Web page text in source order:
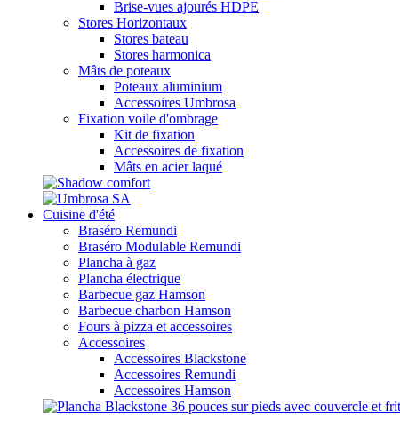
Brise-vues ajourés HDPE
Stores Horizontaux
Stores bateau
Stores harmonica
Mâts de poteaux
Poteaux aluminium
Accessoires Umbrosa
Fixation voile d'ombrage
Kit de fixation
Accessoires de fixation
Mâts en acier laqué
Cuisine d'été
Braséro Remundi
Braséro Modulable Remundi
Plancha à gaz
Plancha électrique
Barbecue gaz Hamson
Barbecue charbon Hamson
Fours à pizza et accessoires
Accessoires
Accessoires Blackstone
Accessoires Remundi
Accessoires Hamson